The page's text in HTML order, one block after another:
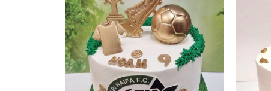
עוגת כדורגל מכבי חיפה
פרטים נוספים